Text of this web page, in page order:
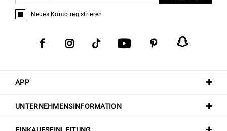
APP
UNTERNEHMENSINFORMATION
Neues Konto registrieren